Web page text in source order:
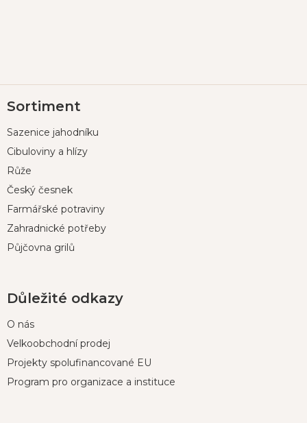
á
a
Sortiment
Sazenice jahodníku
Cibuloviny a hlízy
Růže
Český česnek
Farmářské potraviny
Zahradnické potřeby
Půjčovna grilů
Důležité odkazy
O nás
Velkoobchodní prodej
Projekty spolufinancované EU
Program pro organizace a instituce